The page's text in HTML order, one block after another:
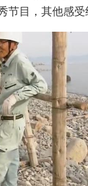
目，其他感受